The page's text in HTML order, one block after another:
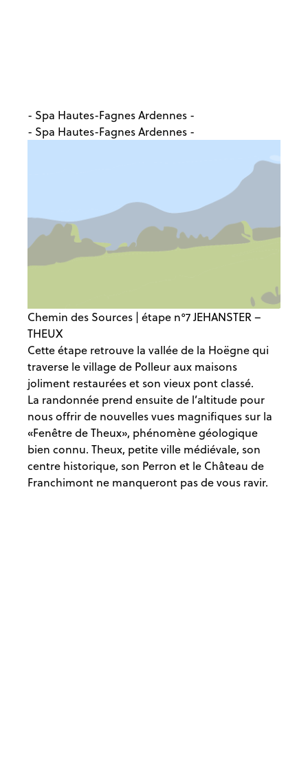
- Spa Hautes-Fagnes Ardennes -
- Spa Hautes-Fagnes Ardennes -
Chemin des Sources | étape n°7 JEHANSTER –
THEUX
Cette étape retrouve la vallée de la Hoëgne qui
traverse le village de Polleur aux maisons
joliment restaurées et son vieux pont classé.
La randonnée prend ensuite de l’altitude pour
nous offrir de nouvelles vues magnifiques sur la
«Fenêtre de Theux», phénomène géologique
bien connu. Theux, petite ville médiévale, son
centre historique, son Perron et le Château de
Franchimont ne manqueront pas de vous ravir.